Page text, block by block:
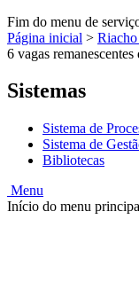
Fim do menu de
Página inicial >
6 vagas
Sistemas
Sistema de
Sistema de
Bibliotecas
Menu
Início do menu